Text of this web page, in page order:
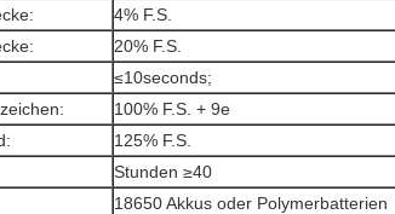
4% F.S.
20% F.S.
≤10seconds;
100% F.S. + 9e
125% F.S.
Stunden ≥40
18650 Akkus oder Polymerbatterien